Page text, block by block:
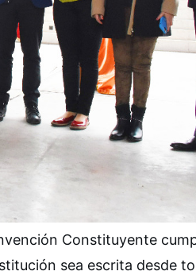
Constituyente
sea escrita desde